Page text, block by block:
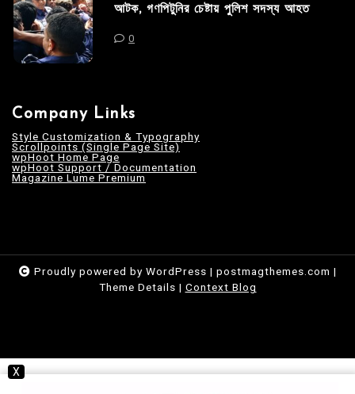
আটক, গণপিটুনির চেষ্টায় পুলিশ সদস্য আহত
0
Company Links
Style Customization & Typography
Scrollpoints (Single Page Site)
wpHoot Home Page
wpHoot Support / Documentation
Magazine Lume Premium
Proudly powered by WordPress | postmagthemes.com |
Theme Details | Context Blog
X